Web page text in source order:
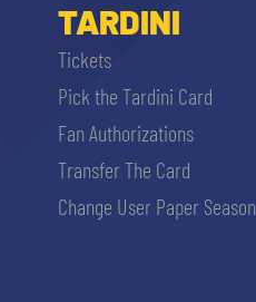
TARDINI
Tickets
Pick the Tardini Card
Fan Authorizations
Transfer The Card
Change User Paper Season